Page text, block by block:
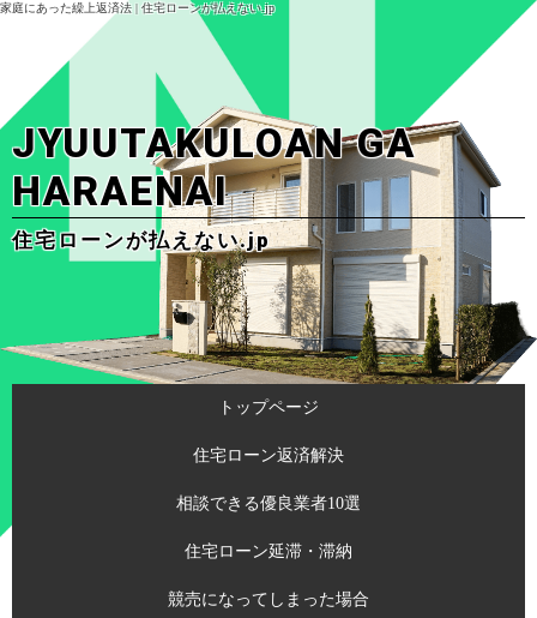
家庭にあった繰上返済法 | 住宅ローンが払えない.jp
JYUUTAKULOAN GA
HARAENAI
住宅ローンが払えない.jp
トップページ
住宅ローン返済解決
相談できる優良業者10選
住宅ローン延滞・滞納
競売になってしまった場合